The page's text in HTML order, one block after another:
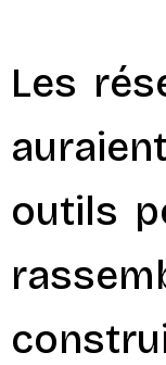
Les
outils